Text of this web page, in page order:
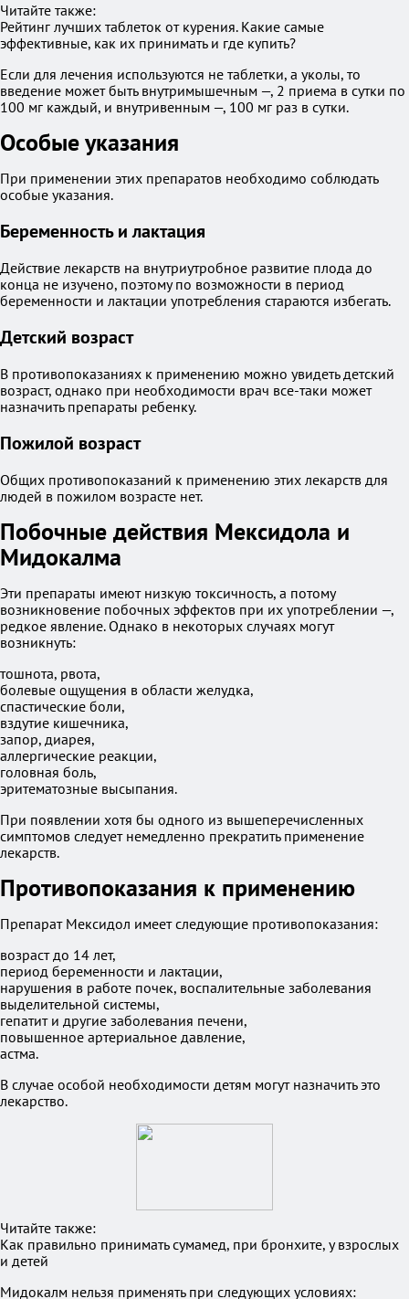
Читайте также:
Рейтинг лучших таблеток от курения. Какие самые
эффективные, как их принимать и где купить?
Если для лечения используются не таблетки, а уколы, то
введение может быть внутримышечным —, 2 приема в сутки по
100 мг каждый, и внутривенным —, 100 мг раз в сутки.
Особые указания
При применении этих препаратов необходимо соблюдать
особые указания.
Беременность и лактация
Действие лекарств на внутриутробное развитие плода до
конца не изучено, поэтому по возможности в период
беременности и лактации употребления стараются избегать.
Детский возраст
В противопоказаниях к применению можно увидеть детский
возраст, однако при необходимости врач все-таки может
назначить препараты ребенку.
Пожилой возраст
Общих противопоказаний к применению этих лекарств для
людей в пожилом возрасте нет.
Побочные действия Мексидола и
Мидокалма
Эти препараты имеют низкую токсичность, а потому
возникновение побочных эффектов при их употреблении —,
редкое явление. Однако в некоторых случаях могут
возникнуть:
тошнота, рвота,
болевые ощущения в области желудка,
спастические боли,
вздутие кишечника,
запор, диарея,
аллергические реакции,
головная боль,
эритематозные высыпания.
При появлении хотя бы одного из вышеперечисленных
симптомов следует немедленно прекратить применение
лекарств.
Противопоказания к применению
Препарат Мексидол имеет следующие противопоказания:
возраст до 14 лет,
период беременности и лактации,
нарушения в работе почек, воспалительные заболевания
выделительной системы,
гепатит и другие заболевания печени,
повышенное артериальное давление,
астма.
В случае особой необходимости детям могут назначить это
лекарство.
Читайте также:
Как правильно принимать сумамед, при бронхите, у взрослых
и детей
Мидокалм нельзя применять при следующих условиях: